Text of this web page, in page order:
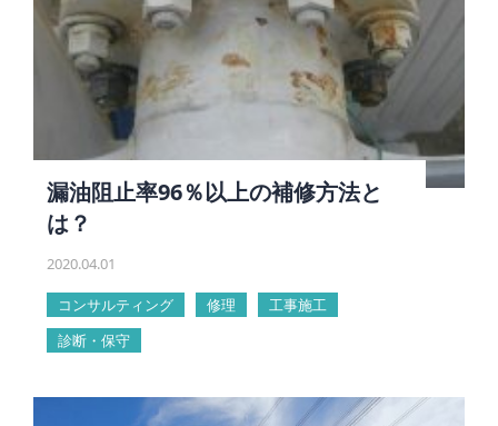
漏油阻止率96％以上の補修方法と
は？
2020.04.01
コンサルティング 修理
工事施工
診断・保守